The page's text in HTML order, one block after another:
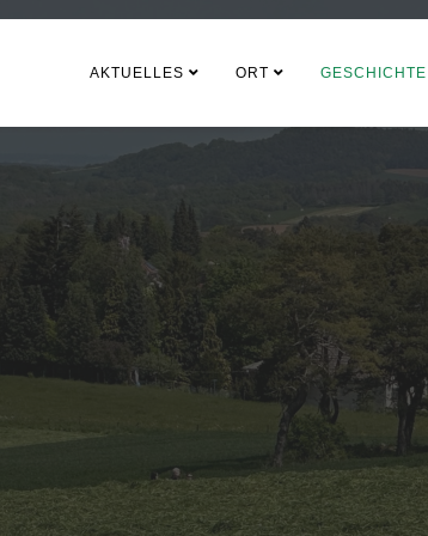
AKTUELLES ORT GESCHICHTE